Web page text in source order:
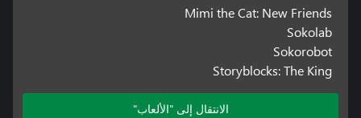
Mimi the Cat: New Friends
Sokolab
Sokorobot
Storyblocks: The King
الانتقال إلى "الألعاب"